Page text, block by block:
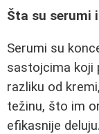
Šta su serumi
Serumi su
sastojcima koji
razliku od
težinu, što im
efikasnije